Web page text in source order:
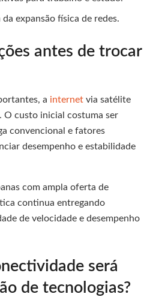
expansão física de redes.
antes de trocar
a internet via satélite
O custo inicial costuma ser
convencional e fatores
desempenho e estabilidade
com ampla oferta de
continua entregando
de velocidade e desempenho
será
de tecnologias?